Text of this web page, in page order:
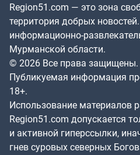
Region51.com — это зона
территория добрых
информационно-
Мурманской области.
© 2026 Все права защищены.
Публикуемая информация
18+.
Использование материалов
Region51.com допускается
и активной гиперссылки,
гнев суровых северных